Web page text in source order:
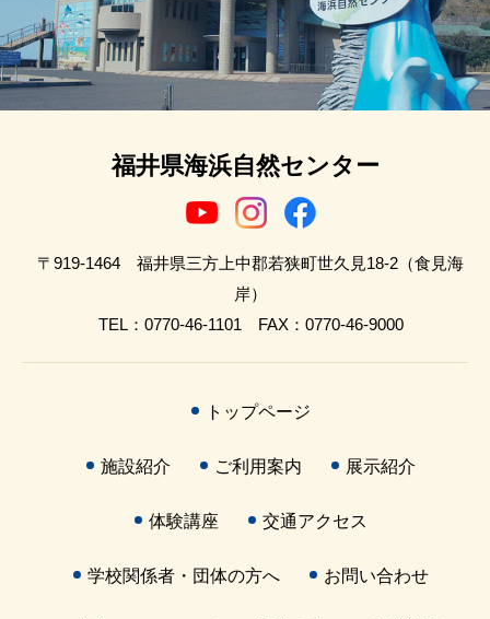
福井県海浜自然センター
〒919-1464 福井県三方上中郡若狭町世久見18-2（食見海
岸）
TEL：0770-46-1101 FAX：0770-46-9000
トップページ
施設紹介 ご利用案内 展示紹介
体験講座 交通アクセス
学校関係者・団体の方へ お問い合わせ